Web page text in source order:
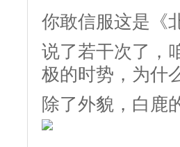
你敢信服这是《
说了若干次了，
极的时势，为什
除了外貌，白鹿